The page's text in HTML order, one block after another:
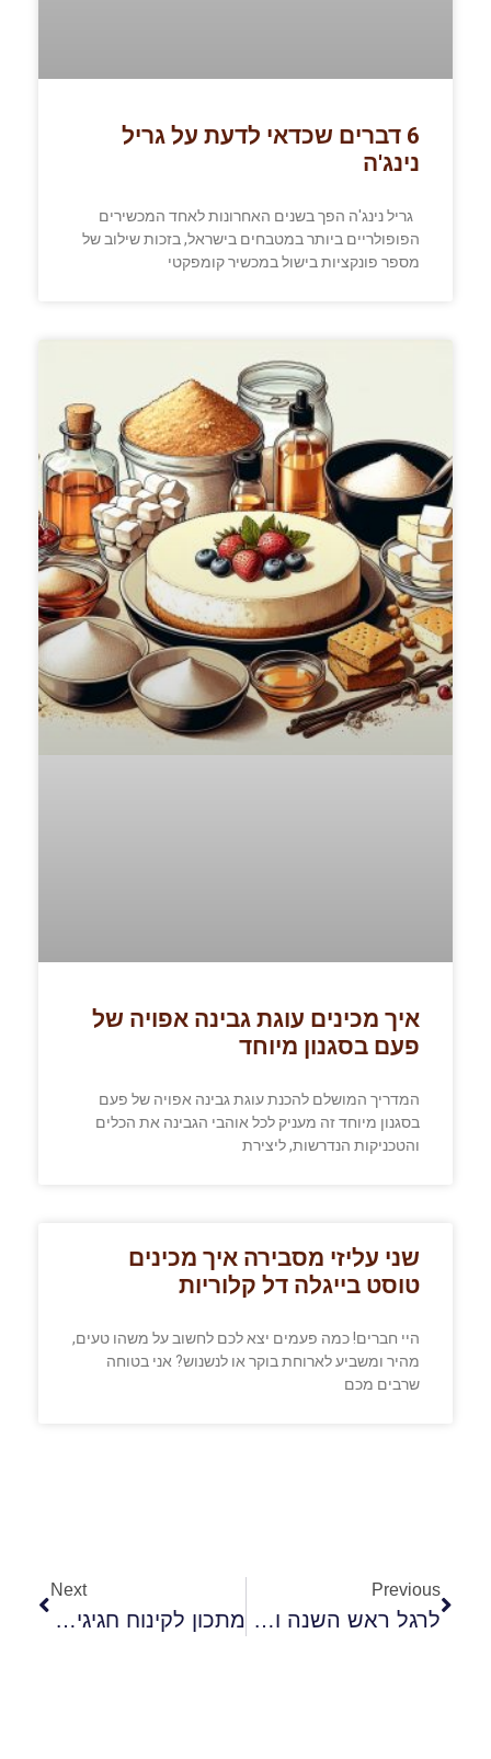
6 דברים שכדאי לדעת על גריל
נינג'ה
גריל נינג'ה הפך בשנים האחרונות לאחד המכשירים
הפופולריים ביותר במטבחים בישראל, בזכות שילוב של
מספר פונקציות בישול במכשיר קומפקטי
איך מכינים עוגת גבינה אפויה של
פעם בסגנון מיוחד
המדריך המושלם להכנת עוגת גבינה אפויה של פעם
בסגנון מיוחד זה מעניק לכל אוהבי הגבינה את הכלים
והטכניקות הנדרשות, ליצירת
שני עליזי מסבירה איך מכינים
טוסט בייגלה דל קלוריות
היי חברים! כמה פעמים יצא לכם לחשוב על משהו טעים,
מהיר ומשביע לארוחת בוקר או לנשנוש? אני בטוחה
שרבים מכם
Previous
לרגל ראש השנה וחגי תשרי – אופים בריא ושומרים על איכות הסביבה
Next
מתכון לקינוח חגיגי, טבעוני, בריא ומקורי